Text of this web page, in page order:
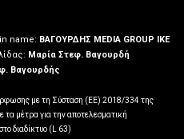
name: ΒΑΓΟΥΡΔΗΣ MEDIA GROUP IKE
Μαρία Στεφ. Βαγουρδή
Βαγουρδής
με τη Σύσταση (ΕΕ) 2018/334 της
τα μέτρα για την αποτελεσματική
διαδίκτυο (L 63)